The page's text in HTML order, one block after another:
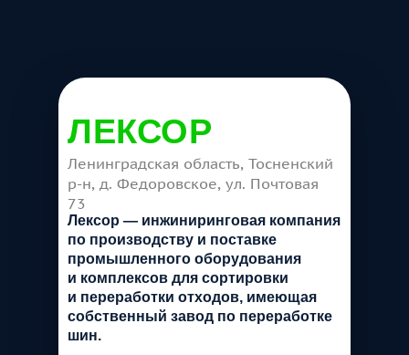
Лексор — инжиниринговая компания
по производству и поставке
промышленного оборудования
и комплексов для сортировки
и переработки отходов, имеющая
собственный завод по переработке
шин.
Ленинградская область, Тосненский
р-н, д. Федоровское, ул. Почтовая
73
ЛЕКСОР